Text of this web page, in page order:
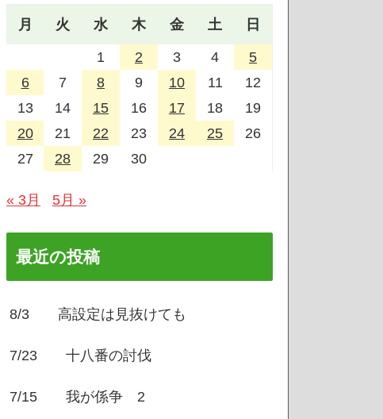
月 火 水 木 金 土 日
1 2 3 4
5
6
7 8 9 10 11
12
13
14 15 16 17 18
19
20
21 22 23 24 25
26
27
28 29 30
« 3月 5月 »
最近の投稿
8/3 高設定は見抜けても
7/23 十八番の討伐
7/15 我が係争 2